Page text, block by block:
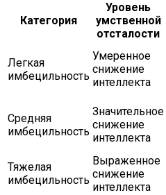
Категория
Уровень
умственной
отсталости
Легкая
имбецильность
Умеренное
снижение
интеллекта
Средняя
имбецильность
Значительное
снижение
интеллекта
Тяжелая
имбецильность
Выраженное
снижение
интеллекта